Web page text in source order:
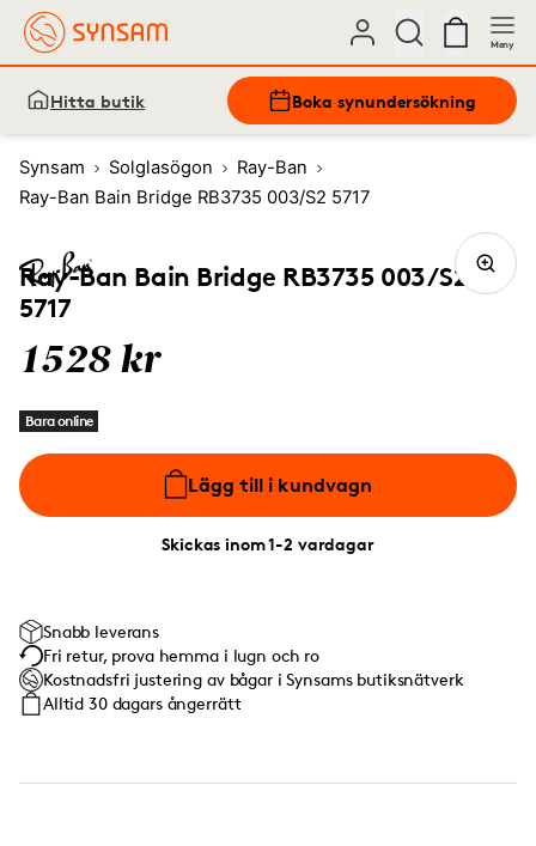
Meny
Hitta butik Boka synundersökning
Synsam Solglasögon
Ray-Ban
Ray-Ban Bain Bridge RB3735 003/S2 5717
Ray-Ban Bain Bridge RB3735 003/S2
5717
1528 kr
Bara online
Lägg till i kundvagn
Skickas inom 1-2 vardagar
Snabb leverans
Fri retur, prova hemma i lugn och ro
Kostnadsfri justering av bågar i Synsams butiksnätverk
Alltid 30 dagars ångerrätt